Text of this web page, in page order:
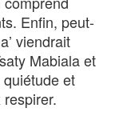
Enfin, peut-
viendrait
Mabiala et
et